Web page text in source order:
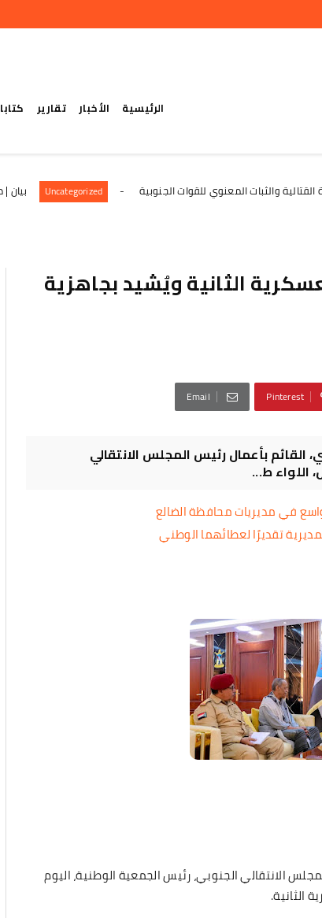
الرئيسية الأخبار تقارير
المعنوي للقوات الجنوبية Uncategorized بيان | صادر عن
الثانية ويُشيد بجاهزية
Pinterest
Email
القائم بأعمال رئيس المجلس الانتقالي
اللواء ط...
واسع في مديريات محافظة الضالع
تقديرًا لعطائهما الوطني
الانتقالي الجنوبي، رئيس الجمعية الوطنية، اليوم
الثانية.